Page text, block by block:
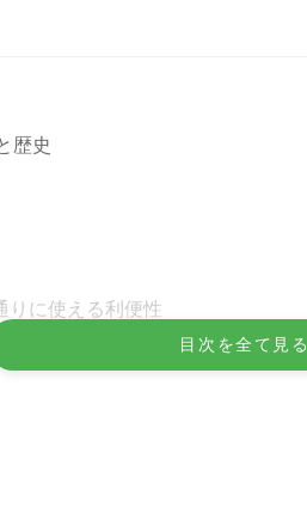
目次を全て見る
歴史
りに使える利便性
匙（さじ・しゃじ）・かい